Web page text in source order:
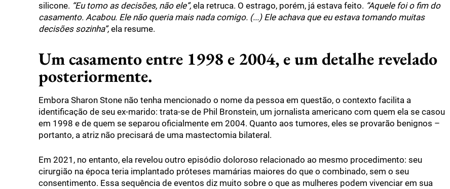
silicone. “Eu tomo as decisões, não ele”, ela retruca. O estrago, porém, já estava feito. “Aquele foi o fim do
casamento. Acabou. Ele não queria mais nada comigo. (...) Ele achava que eu estava tomando muitas
decisões sozinha”, ela resume.
Um casamento entre 1998 e 2004, e um detalhe revelado
posteriormente.
Embora Sharon Stone não tenha mencionado o nome da pessoa em questão, o contexto facilita a
identificação de seu ex-marido: trata-se de Phil Bronstein, um jornalista americano com quem ela se casou
em 1998 e de quem se separou oficialmente em 2004. Quanto aos tumores, eles se provarão benignos –
portanto, a atriz não precisará de uma mastectomia bilateral.
Em 2021, no entanto, ela revelou outro episódio doloroso relacionado ao mesmo procedimento: seu
cirurgião na época teria implantado próteses mamárias maiores do que o combinado, sem o seu
consentimento. Essa sequência de eventos diz muito sobre o que as mulheres podem vivenciar em sua